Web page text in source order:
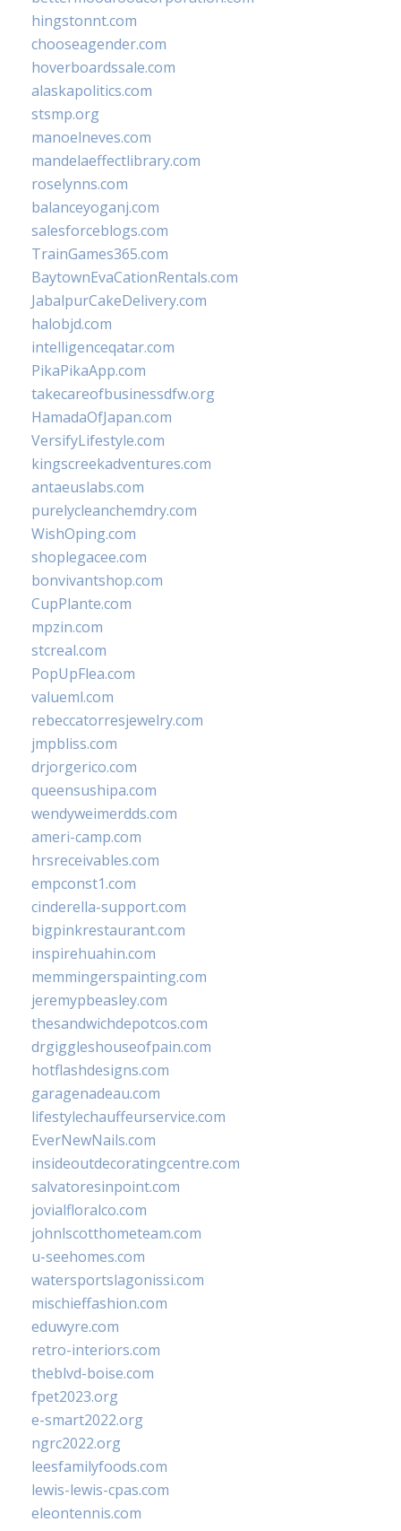
hingstonnt.com
chooseagender.com
hoverboardssale.com
alaskapolitics.com
stsmp.org
manoelneves.com
mandelaeffectlibrary.com
roselynns.com
balanceyoganj.com
salesforceblogs.com
TrainGames365.com
BaytownEvaCationRentals.com
JabalpurCakeDelivery.com
halobjd.com
intelligenceqatar.com
PikaPikaApp.com
takecareofbusinessdfw.org
HamadaOfJapan.com
VersifyLifestyle.com
kingscreekadventures.com
antaeuslabs.com
purelycleanchemdry.com
WishOping.com
shoplegacee.com
bonvivantshop.com
CupPlante.com
mpzin.com
stcreal.com
PopUpFlea.com
valueml.com
rebeccatorresjewelry.com
jmpbliss.com
drjorgerico.com
queensushipa.com
wendyweimerdds.com
ameri-camp.com
hrsreceivables.com
empconst1.com
cinderella-support.com
bigpinkrestaurant.com
inspirehuahin.com
memmingerspainting.com
jeremypbeasley.com
thesandwichdepotcos.com
drgiggleshouseofpain.com
hotflashdesigns.com
garagenadeau.com
lifestylechauffeurservice.com
EverNewNails.com
insideoutdecoratingcentre.com
salvatoresinpoint.com
jovialfloralco.com
johnlscotthometeam.com
u-seehomes.com
watersportslagonissi.com
mischieffashion.com
eduwyre.com
retro-interiors.com
theblvd-boise.com
fpet2023.org
e-smart2022.org
ngrc2022.org
leesfamilyfoods.com
lewis-lewis-cpas.com
eleontennis.com